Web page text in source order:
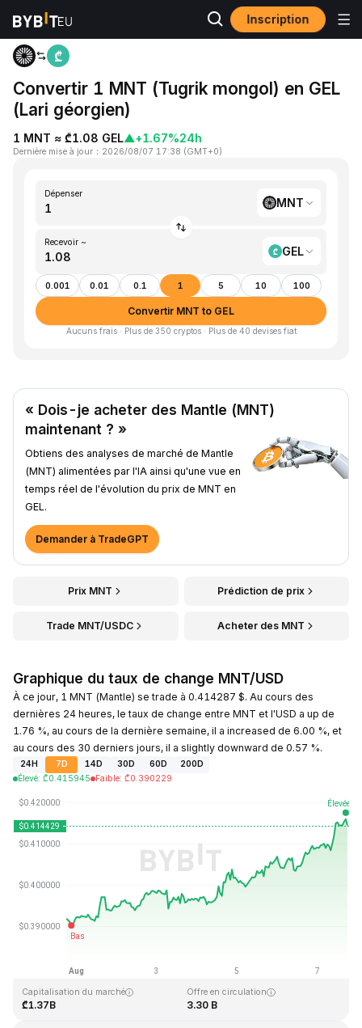
Inscription
Accueil MNT to GEL
Convertir 1 MNT (Tugrik mongol) en GEL
(Lari géorgien)
1 MNT ≈ ₾1.08 GEL▲+1.67%24h
Dernière mise à jour ： 2026/08/07 17:38 (GMT+0)
Dépenser
MNT
Recevoir ~
GEL
0.001 0.01 0.1 1 5 10 100
Convertir MNT to GEL
Aucuns frais · Plus de 350 cryptos · Plus de 40 devises fiat
« Dois-je acheter des Mantle (MNT)
maintenant ? »
Obtiens des analyses de marché de Mantle
(MNT) alimentées par l'IA ainsi qu'une vue en
temps réel de l'évolution du prix de MNT en
GEL.
Demander à TradeGPT
Prix MNT Prédiction de prix
Trade MNT/USDC Acheter des MNT
Graphique du taux de change MNT/USD
À ce jour, 1 MNT (Mantle) se trade à 0.414287 $. Au cours des
dernières 24 heures, le taux de change entre MNT et l'USD a up de
1.76 %, au cours de la dernière semaine, il a increased de 6.00 %, et
au cours des 30 derniers jours, il a slightly downward de 0.57 %.
24H 7D 14D 30D 60D
200D
Élevé: ₾0.415945 Faible: ₾0.390229
Dernière mise à jour : 2026-08-07, 17:38 GMT+0
₾0.307978
Capitalisation du marché
₾1.37B
Offre en circulation
3.30 B